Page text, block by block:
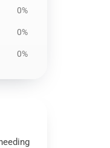
0%
0%
0%